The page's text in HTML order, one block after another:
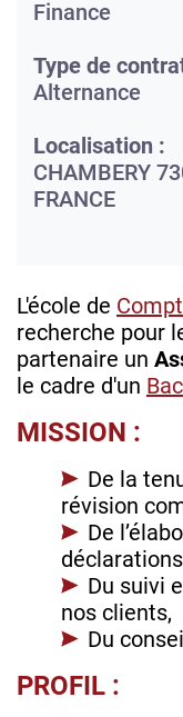
Finance
Type de
Alternance
Localisation :
CHAMBERY
FRANCE
L'école de
recherche pour
partenaire un
le cadre d'un
MISSION :
De la
révision
De
Du suivi
nos clients,
Du
PROFIL :